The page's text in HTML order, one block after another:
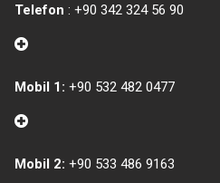
Telefon : +90 342 324 56 90
Mobil 1: +90 532 482 0477
Mobil 2: +90 533 486 9163